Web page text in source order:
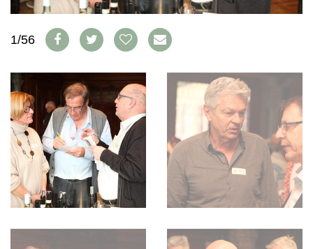
ABO
AUSGABE
ARCHIV
BÜCHER
WEINSZENE
VINOPHILES
ANMELDEN
GEWINNSPIELE
VORTEILSWELT
TRINKREIFETABELLE
ABO
WEINSUCHE
NEWSLETTER
WINE TRADE CLUB
REDAKTION
1/56